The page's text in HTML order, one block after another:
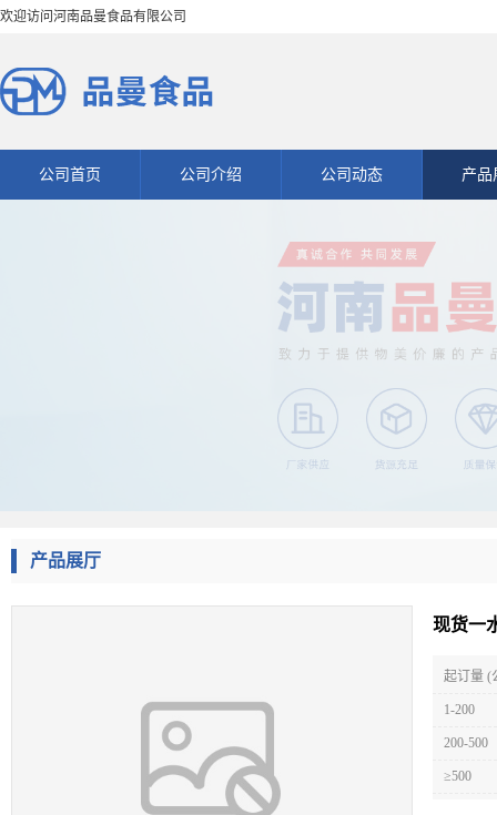
欢迎访问河南品曼食品有限公司
公司首页 公司介绍 公司动态 产品
产品展厅
现货一
起订量 (
1-200
200-500
≥500